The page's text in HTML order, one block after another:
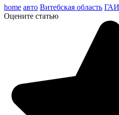
home авто Витебская область ГАИ
Оцените статью